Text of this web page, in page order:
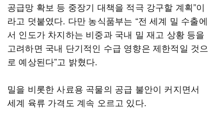
공급망 확보 등 중장기 대책을 적극 강구할 계획”이
라고 덧붙였다. 다만 농식품부는 “전 세계 밀 수출에
서 인도가 차지하는 비중과 국내 밀 재고 상황 등을
고려하면 국내 단기적인 수급 영향은 제한적일 것으
로 예상된다”고 밝혔다.
밀을 비롯한 사료용 곡물의 공급 불안이 커지면서
세계 육류 가격도 계속 오르고 있다.